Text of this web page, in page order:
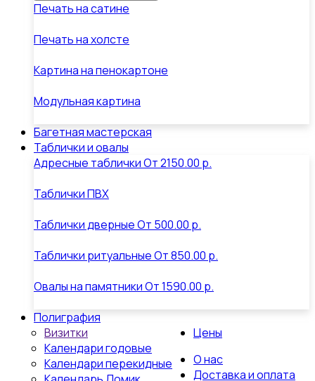
Печать на сатине
Печать на холсте
Картина на пенокартоне
Модульная картина
Багетная мастерская
Таблички и овалы
Адресные табличкиОт2150.00 р.
Таблички ПВХ
Таблички дверныеОт 500.00 р.
Таблички ритуальныеОт850.00 р.
Овалы на памятникиОт1590.00 р.
Полиграфия
Визитки
Календари годовые
Календари перекидные
Цены
О нас
Доставка и оплата